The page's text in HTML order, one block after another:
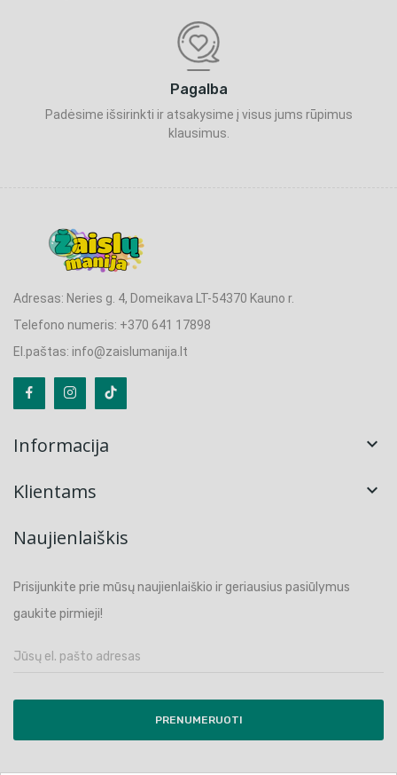
Pagalba
Padėsime išsirinkti ir atsakysime į visus jums rūpimus
klausimus.
Adresas: Neries g. 4, Domeikava LT-54370 Kauno r.
Telefono numeris: +370 641 17898
El.paštas: info@zaislumanija.lt
Informacija 
Klientams 
Naujienlaiškis
Prisijunkite prie mūsų naujienlaiškio ir geriausius pasiūlymus
gaukite pirmieji!
PRENUMERUOTI